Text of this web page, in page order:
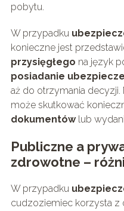
pobytu.
W przypadku
konieczne jest
przysięgłego na język
posiadanie
aż do otrzymania decyzji.
może skutkować
dokumentówlub
Publiczne a
zdrowotne –
W przypadku
cudzoziemiec korzysta z